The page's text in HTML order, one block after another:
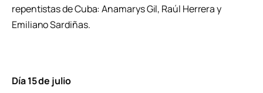
repentistas de Cuba: Anamarys Gil, Raúl Herrera y
Emiliano Sardiñas.
Día 15 de julio